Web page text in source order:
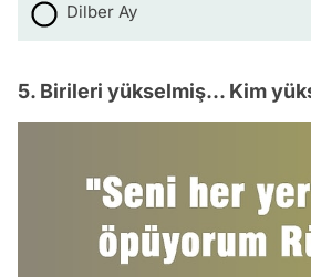
Dilber Ay
5. Birileri yükselmiş... Kim